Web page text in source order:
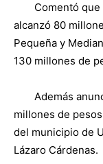
Comentó
alcanzó 80
Pequeña y
130 millones de
Además
millones de
del municipio de
Lázaro Cárdenas.